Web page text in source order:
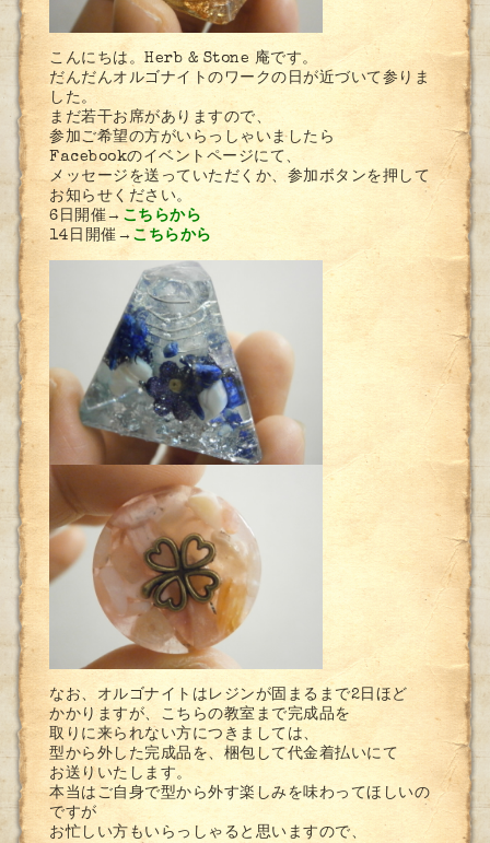
こんにちは。Herb & Stone 庵です。
だんだんオルゴナイトのワークの日が近づいて参りま
した。
まだ若干お席がありますので、
参加ご希望の方がいらっしゃいましたら
Facebookのイベントページにて、
メッセージを送っていただくか、参加ボタンを押して
お知らせください。
6日開催→ こちらから
14日開催→ こちらから
なお、オルゴナイトはレジンが固まるまで2日ほど
かかりますが、こちらの教室まで完成品を
取りに来られない方につきましては、
型から外した完成品を、梱包して代金着払いにて
お送りいたします。
本当はご自身で型から外す楽しみを味わってほしいの
ですが
お忙しい方もいらっしゃると思いますので、